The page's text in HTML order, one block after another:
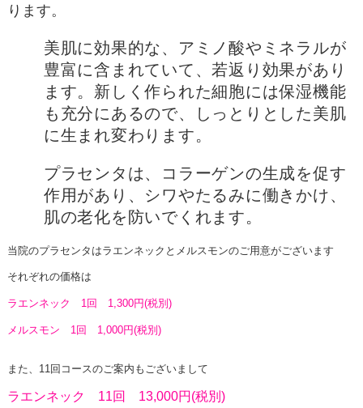
ります。
美肌に効果的な、アミノ酸やミネラルが
豊富に含まれていて、若返り効果があり
ます。新しく作られた細胞には保湿機能
も充分にあるので、しっとりとした美肌
に生まれ変わります。
プラセンタは、コラーゲンの生成を促す
作用があり、シワやたるみに働きかけ、
肌の老化を防いでくれます。
当院のプラセンタはラエンネックとメルスモンのご用意がございます
それぞれの価格は
ラエンネック 1回 1,300円(税別)
メルスモン 1回 1,000円(税別)
また、11回コースのご案内もございまして
ラエンネック 11回 13,000円(税別)